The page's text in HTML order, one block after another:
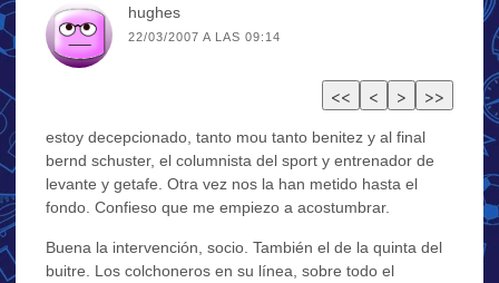
hughes
22/03/2007 A LAS 09:14
estoy decepcionado, tanto mou tanto benitez y al final
bernd schuster, el columnista del sport y entrenador de
levante y getafe. Otra vez nos la han metido hasta el
fondo. Confieso que me empiezo a acostumbrar.
Buena la intervención, socio. También el de la quinta del
buitre. Los colchoneros en su línea, sobre todo el